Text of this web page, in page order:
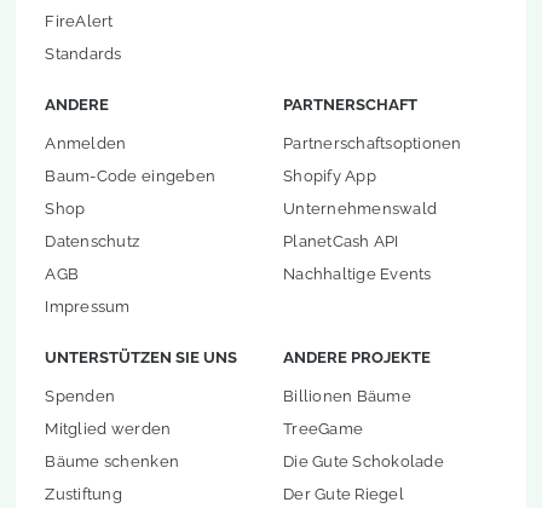
FireAlert
Standards
ANDERE
Anmelden
Baum-Code eingeben
Shop
Datenschutz
AGB
Impressum
PARTNERSCHAFT
Partnerschaftsoptionen
Shopify App
Unternehmenswald
PlanetCash API
Nachhaltige Events
UNTERSTÜTZEN SIE UNS
Spenden
Mitglied werden
Bäume schenken
Zustiftung
ANDERE PROJEKTE
Billionen Bäume
TreeGame
Die Gute Schokolade
Der Gute Riegel